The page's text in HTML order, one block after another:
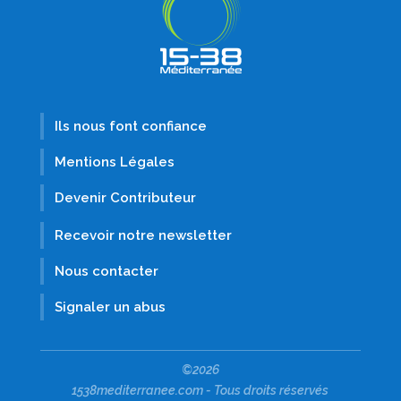
Ils nous font confiance
Mentions Légales
Devenir Contributeur
Recevoir notre newsletter
Nous contacter
Signaler un abus
©2026
1538mediterranee.com - Tous droits réservés